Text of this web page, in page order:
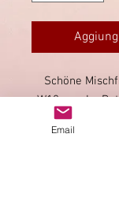
Schöne
W18, von Le
in Deutschland.
der Deutschen
Email